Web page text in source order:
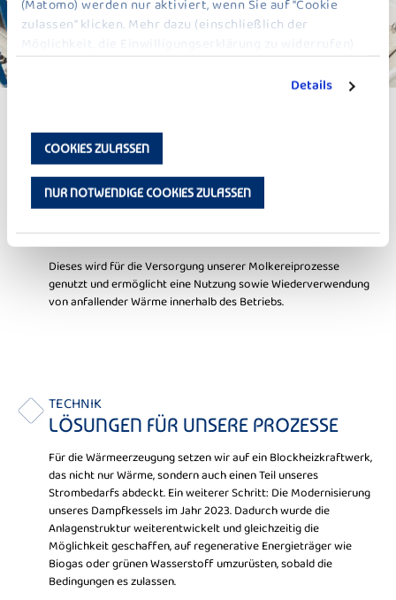
(Matomo) werden nur aktiviert, wenn Sie auf "Cookie
zulassen" klicken. Mehr dazu (einschließlich der
Möglichkeit, die Einwilligungserklärung zu widerrufen)
erfahren Sie in unsererDatenschutzerklärung.
Details
COOKIES ZULASSEN
NUR NOTWENDIGE COOKIES ZULASSEN
ENERGIEEFFIZIENZ
TECHNIK
Wir setzen auf moderne Technologien, um unsere Prozesse
weiterzuentwickeln und den Ressourceneinsatz zu optimieren.
Temperaturniveaus.
Dieses wird für die Versorgung unserer Molkereiprozesse
genutzt und ermöglicht eine Nutzung sowie Wiederverwendung
von anfallender Wärme innerhalb des Betriebs.
TECHNIK
LÖSUNGEN FÜR UNSERE PROZESSE
Für die Wärmeerzeugung setzen wir auf ein Blockheizkraftwerk,
das nicht nur Wärme, sondern auch einen Teil unseres
Strombedarfs abdeckt. Ein weiterer Schritt: Die Modernisierung
unseres Dampfkessels im Jahr 2023. Dadurch wurde die
Anlagenstruktur weiterentwickelt und gleichzeitig die
Möglichkeit geschaffen, auf regenerative Energieträger wie
Biogas oder grünen Wasserstoff umzurüsten, sobald die
Bedingungen es zulassen.